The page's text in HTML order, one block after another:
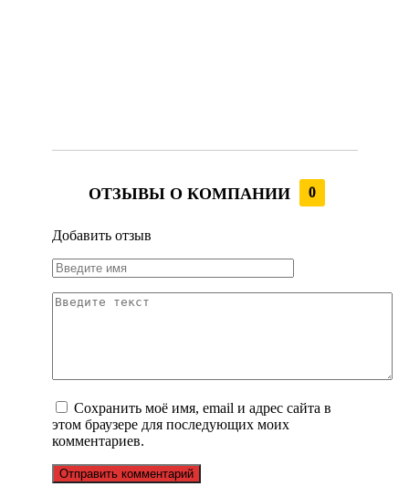
ОТЗЫВЫ О КОМПАНИИ 0
Добавить отзыв
Сохранить моё имя, email и адрес сайта в
этом браузере для последующих моих
комментариев.